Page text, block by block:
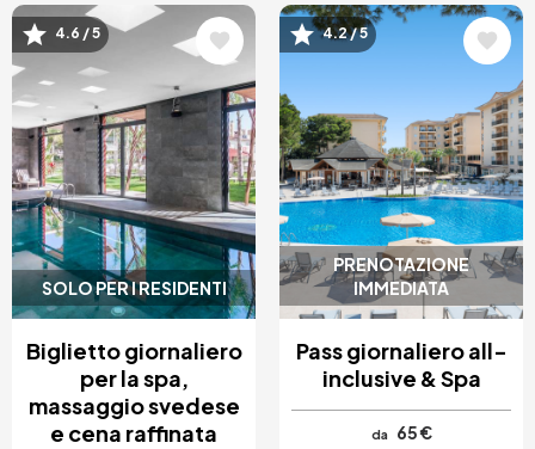
SOLO PER I RESIDENTI
Immagine
4.6 / 5
Biglietto giornaliero
per la spa,
massaggio svedese
e cena raffinata
PRENOTAZIONE
IMMEDIATA
Immagine
4.2 / 5
Pass giornaliero all-
inclusive & Spa
da 65 €